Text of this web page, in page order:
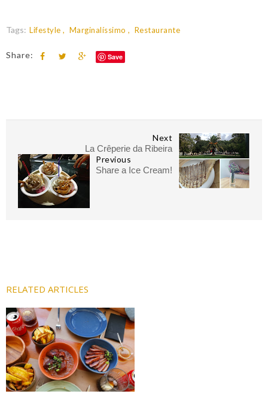
Tags: Lifestyle Marginalíssimo Restaurante
Share: Save
Next
La Crêperie da Ribeira
Previous
Share a Ice Cream!
RELATED ARTICLES